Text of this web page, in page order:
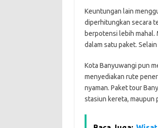
Keuntungan lain
diperhitungkan secara
berpotensi lebih mahal.
dalam satu paket.
Kota Banyuwangi pun
menyediakan rute
nyaman. Paket tour
stasiun kereta, maupun